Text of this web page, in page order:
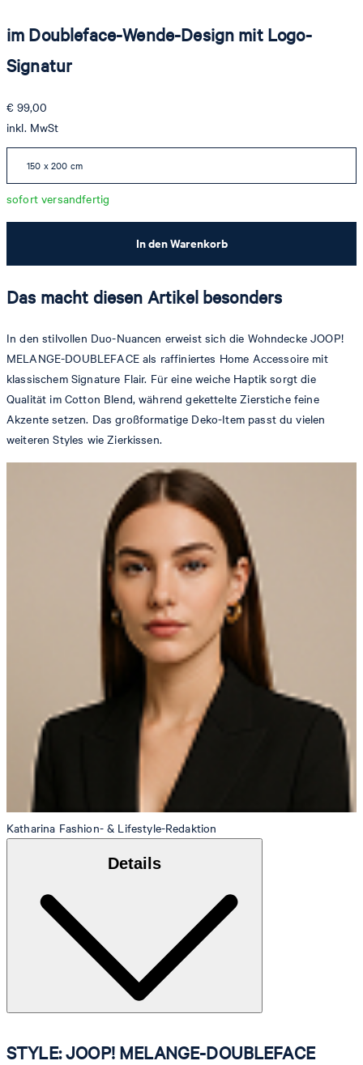
im Doubleface-Wende-Design mit Logo-
Signatur
€ 99,00
inkl. MwSt
150 x 200 cm
sofort versandfertig
In den Warenkorb
Das macht diesen Artikel besonders
In den stilvollen Duo-Nuancen erweist sich die Wohndecke JOOP!
MELANGE-DOUBLEFACE als raffiniertes Home Accessoire mit
klassischem Signature Flair. Für eine weiche Haptik sorgt die
Qualität im Cotton Blend, während gekettelte Zierstiche feine
Akzente setzen. Das großformatige Deko-Item passt du vielen
weiteren Styles wie Zierkissen.
Katharina Fashion- & Lifestyle-Redaktion
Details
STYLE: JOOP! MELANGE-DOUBLEFACE